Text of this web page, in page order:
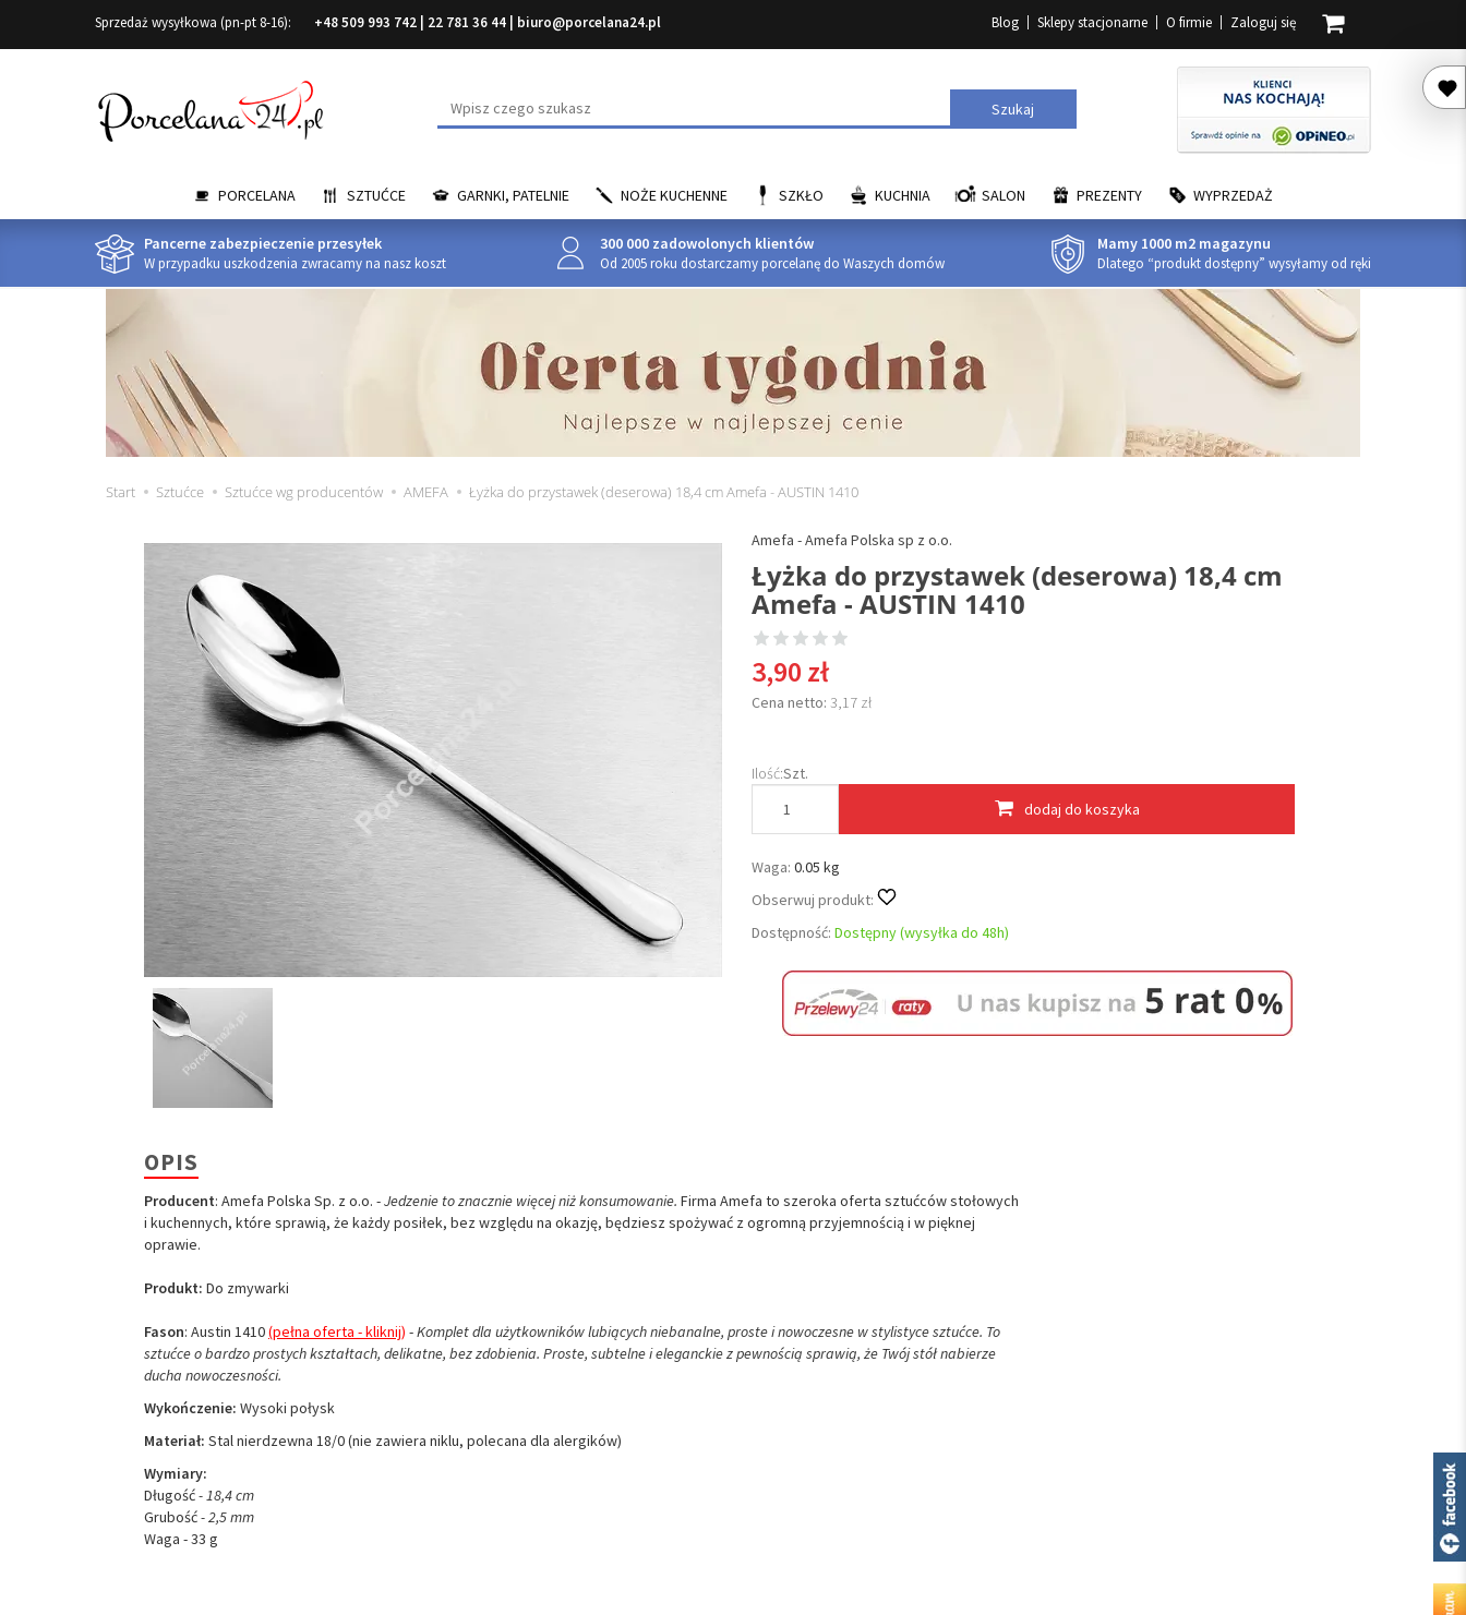
Sprzedaż wysyłkowa (pn-pt 8-16): +48 509 993 742 22 781 36 44 biuro@porcelana24.pl Blog Sklepy stacjonarne O firmie Zaloguj się
Wyszukaj Szukaj
PORCELANA SZTUĆCE GARNKI, PATELNIE NOŻE KUCHENNE SZKŁO KUCHNIA SALON PREZENTY WYPRZEDAŻ
Pancerne zabezpieczenie przesyłek
W przypadku uszkodzenia zwracamy na nasz koszt
300 000 zadowolonych klientów
Od 2005 roku dostarczamy porcelanę do Waszych domów
Mamy 1000 m2 magazynu
Dlatego “produkt dostępny” wysyłamy od ręki
Start Sztućce Sztućce wg producentów AMEFA Łyżka do przystawek (deserowa) 18,4 cm Amefa - AUSTIN 1410
Amefa - Amefa Polska sp z o.o.
Łyżka do przystawek (deserowa) 18,4 cm
Amefa - AUSTIN 1410
3,90 zł
Cena netto: 3,17 zł
Ilość:Szt.
dodaj do koszyka
Waga: 0.05 kg
Obserwuj produkt:
Dostępność: Dostępny (wysyłka do 48h)
OPIS
Producent: Amefa Polska Sp. z o.o. -Jedzenie to znacznie więcej niż konsumowanie. Firma Amefa to szeroka oferta sztućców stołowych
i kuchennych, które sprawią, że każdy posiłek, bez względu na okazję, będziesz spożywać z ogromną przyjemnością i w pięknej
oprawie.
Produkt: Do zmywarki
Fason: Austin 1410(pełna oferta - kliknij) -Komplet dla użytkowników lubiących niebanalne, proste i nowoczesne w stylistyce sztućce. To
sztućce o bardzo prostych kształtach, delikatne, bez zdobienia. Proste, subtelne i eleganckie z pewnością sprawią, że Twój stół nabierze
ducha nowoczesności.
Wykończenie: Wysoki połysk
Materiał: Stal nierdzewna 18/0 (nie zawiera niklu, polecana dla alergików)
Wymiary:
Długość- 18,4 cm
Grubość- 2,5 mm
Waga - 33 g